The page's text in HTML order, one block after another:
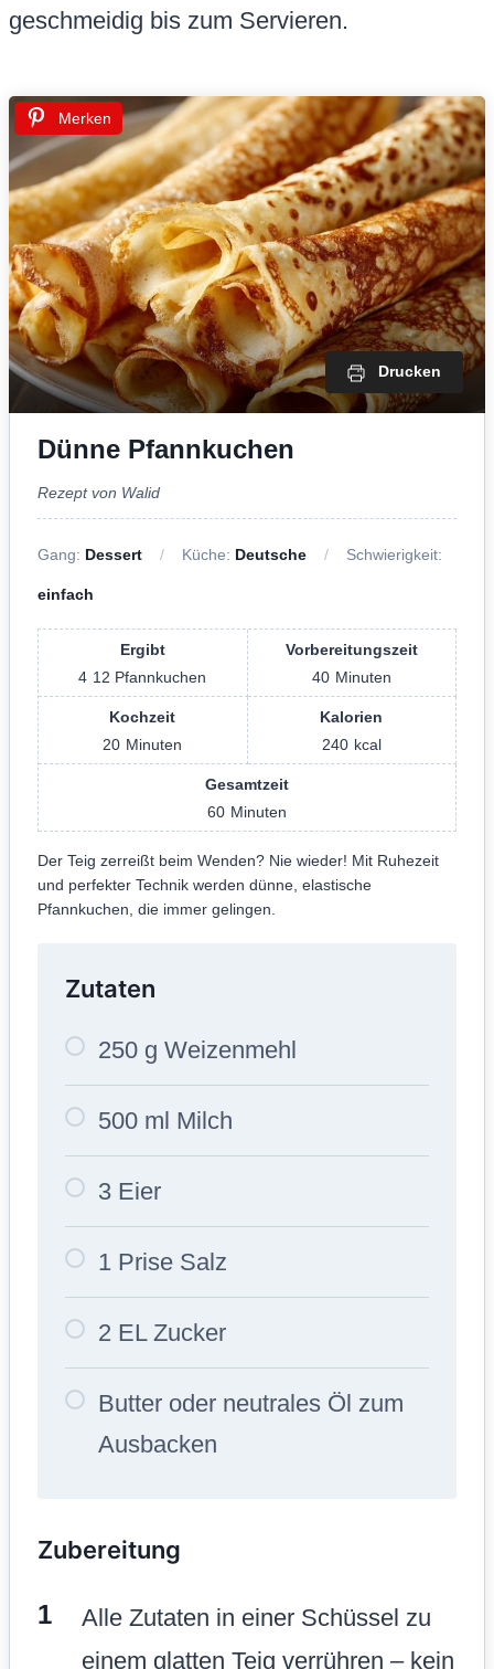
geschmeidig bis zum Servieren.
Merken
Drucken
Dünne Pfannkuchen
Rezept von Walid
Gang: Dessert Küche: Deutsche Schwierigkeit:
einfach
Ergibt
4 12 Pfannkuchen
Vorbereitungszeit
40 Minuten
Kochzeit
20 Minuten
Kalorien
240 kcal
Gesamtzeit
60 Minuten
Der Teig zerreißt beim Wenden? Nie wieder! Mit Ruhezeit
und perfekter Technik werden dünne, elastische
Pfannkuchen, die immer gelingen.
Zutaten
250 g Weizenmehl
500 ml Milch
3 Eier
1 Prise Salz
2 EL Zucker
Butter oder neutrales Öl zum
Ausbacken
Zubereitung
Alle Zutaten in einer Schüssel zu
einem glatten Teig verrühren – kein